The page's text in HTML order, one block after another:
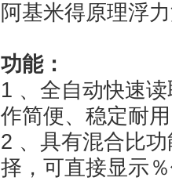
阿基米得原理浮
功能：
1 、全自动快速
作简便、稳定耐
2 、具有混合比
择，可直接显示